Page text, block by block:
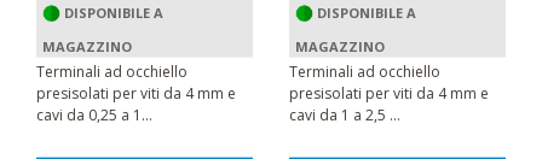
DISPONIBILE A
MAGAZZINO
Terminali ad occhiello
presisolati per viti da 4 mm e
cavi da 0,25 a 1...
DISPONIBILE A
MAGAZZINO
Terminali ad occhiello
presisolati per viti da 4 mm e
cavi da 1 a 2,5 ...